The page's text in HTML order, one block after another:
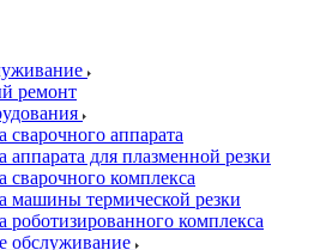
ремонт
сварочного аппарата
аппарата для плазменной резки
сварочного комплекса
машины термической резки
роботизированного комплекса
обслуживание